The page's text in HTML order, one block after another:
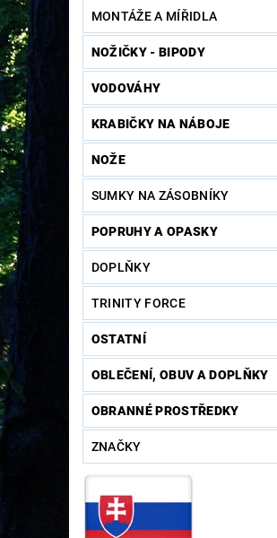
MONTÁŽE A MÍŘIDLA
NOŽIČKY - BIPODY
VODOVÁHY
KRABIČKY NA NÁBOJE
NOŽE
SUMKY NA ZÁSOBNÍKY
POPRUHY A OPASKY
DOPLŇKY
TRINITY FORCE
OSTATNÍ
OBLEČENÍ, OBUV A DOPLŇKY
OBRANNÉ PROSTŘEDKY
ZNAČKY